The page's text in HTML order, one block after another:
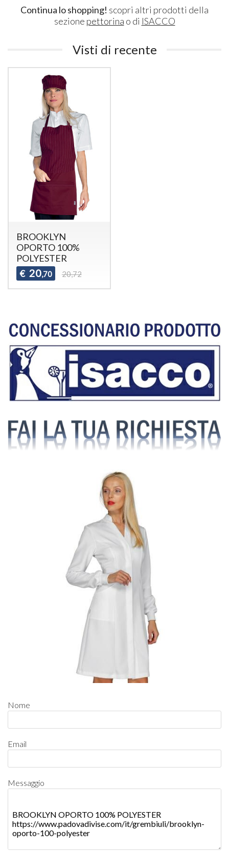
Continua lo shopping! scopri altri prodotti della
sezione pettorina o di ISACCO
Visti di recente
BROOKLYN
OPORTO 100%
POLYESTER
€ 20,70 20,72
Nome
Email
Messaggio